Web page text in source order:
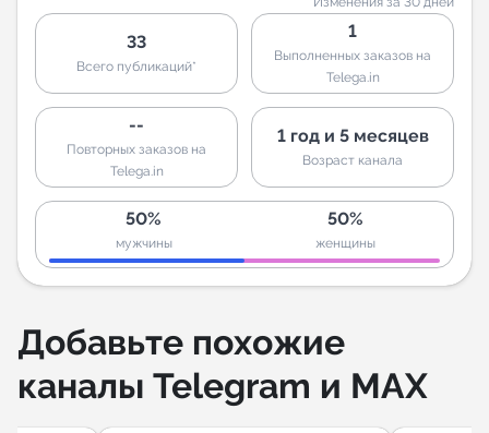
33
Всего публикаций*
1
Выполненных заказов на
Telega.in
--
Повторных заказов на
Telega.in
1 год и 5 месяцев
Возраст канала
50%
мужчины
50%
женщины
Добавьте похожие
каналы Telegram и MAX